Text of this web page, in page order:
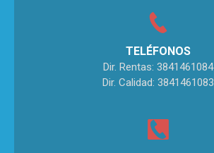
TELÉFONOS
Dir. Rentas: 3841461084
Dir. Calidad: 3841461083